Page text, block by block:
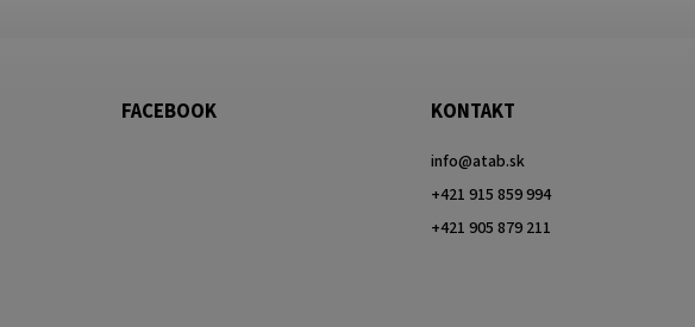
FACEBOOK KONTAKT
info@atab.sk
+421 915 859 994
+421 905 879 211